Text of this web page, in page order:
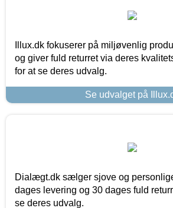
Illux.dk fokuserer på miljøvenlig
og giver fuld returret via deres
for at se deres udvalg.
Se udvalget på
Dialægt.dk sælger sjove og
dages levering og 30 dages fuld
se deres udvalg.